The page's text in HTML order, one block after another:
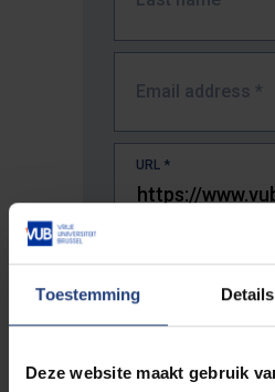
Toestemming Details
Deze website maakt gebruik
Email address *
URL *
The full URL of the page